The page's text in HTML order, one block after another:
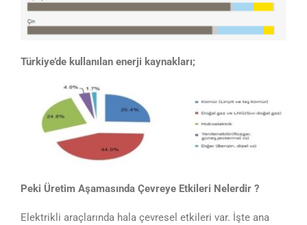
Türkiye’de kullanılan enerji kaynakları;
Peki Üretim Aşamasında Çevreye Etkileri Nelerdir ?
Elektrikli araçlarında hala çevresel etkileri var. İşte ana